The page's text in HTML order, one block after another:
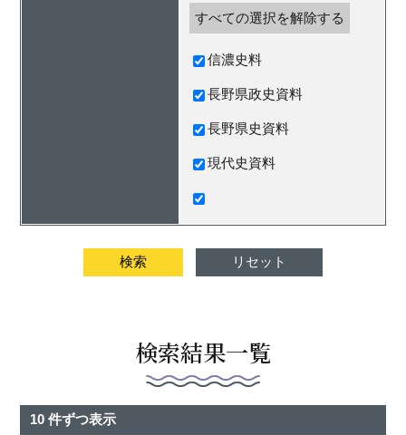
すべての選択を解除する
信濃史料
長野県政史資料
長野県史資料
現代史資料
検索結果一覧
10 件ずつ表示